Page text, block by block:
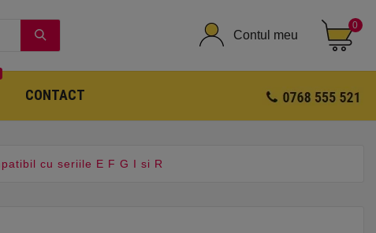
Contul meu
0
CONTACT
cu seriile E F G I si R